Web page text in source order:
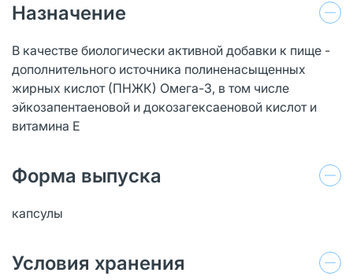
Назначение
В качестве биологически активной добавки к пище -
дополнительного источника полиненасыщенных
жирных кислот (ПНЖК) Омега-3, в том числе
эйкозапентаеновой и докозагексаеновой кислот и
витамина Е
Форма выпуска
капсулы
Условия хранения